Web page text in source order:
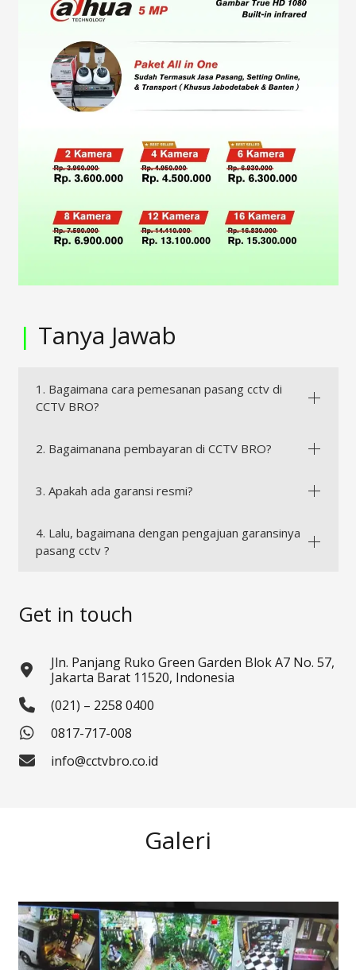
| Tanya Jawab
1. Bagaimana cara pemesanan pasang cctv di
CCTV BRO?
2. Bagaimanana pembayaran di CCTV BRO?
3. Apakah ada garansi resmi?
4. Lalu, bagaimana dengan pengajuan garansinya
pasang cctv ?
Get in touch
Jln. Panjang Ruko Green Garden Blok A7 No. 57,
Jakarta Barat 11520, Indonesia
(021) – 2258 0400
0817-717-008
info@cctvbro.co.id
Galeri